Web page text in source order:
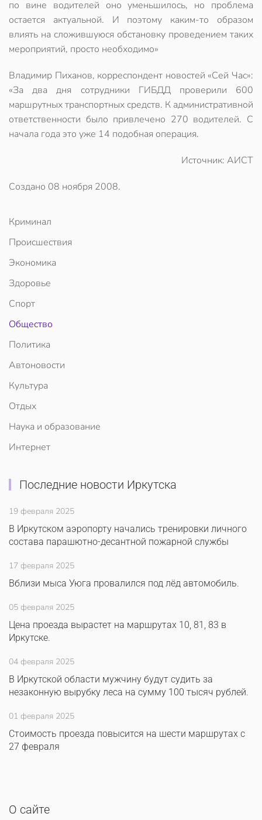
по вине водителей оно уменьшилось, но проблема
остается актуальной. И поэтому каким-то образом
влиять на сложившуюся обстановку проведением таких
мероприятий, просто необходимо»
Владимир Пиханов, корреспондент новостей «Сей Час»:
«За два дня сотрудники ГИБДД проверили 600
маршрутных транспортных средств. К административной
ответственности было привлечено 270 водителей. С
начала года это уже 14 подобная операция.
Источник: АИСТ
Создано 08 ноября 2008.
Криминал
Происшествия
Экономика
Здоровье
Спорт
Общество
Политика
Автоновости
Культура
Отдых
Наука и образование
Интернет
Последние новости Иркутска
19 февраля 2025
В Иркутском аэропорту начались тренировки личного
состава парашютно-десантной пожарной службы
17 февраля 2025
Вблизи мыса Уюга провалился под лёд автомобиль.
05 февраля 2025
Цена проезда вырастет на маршрутах 10, 81, 83 в
Иркутске.
04 февраля 2025
В Иркутской области мужчину будут судить за
незаконную вырубку леса на сумму 100 тысяч рублей.
01 февраля 2025
Стоимость проезда повысится на шести маршрутах с
27 февраля
О сайте